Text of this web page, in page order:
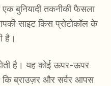
बुनियादी तकनीकी फैसला
साइट किस प्रोटोकॉल के
है।
है। यह कोई ऊपर-ऊपर
कि ब्राउज़र और सर्वर आपस